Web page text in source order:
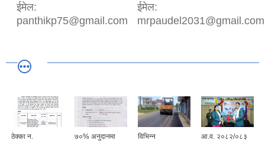
ईमेल:
panthikp75@gmail.com
ईमेल:
mrpaudel2031@gmail.com
ठेक्का न.
७०% अनुदानमा
विभिन्न
आ.व. २०८२/०८३